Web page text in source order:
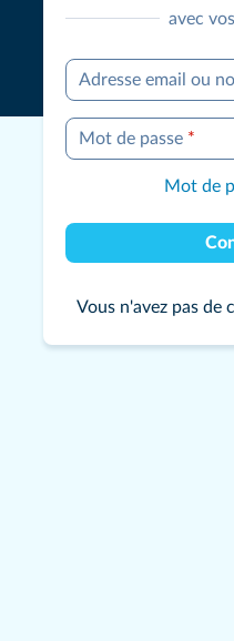
avec
Adresse email ou
Mot de passe *
Mot de
Vous n'avez pas de